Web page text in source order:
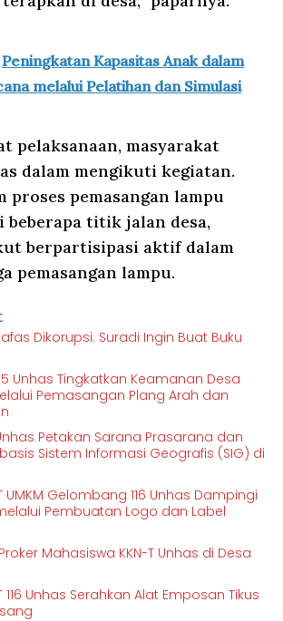
Peningkatan Kapasitas Anak dalam
melalui Pelatihan dan Simulasi
pelaksanaan, masyarakat
dalam mengikuti kegiatan.
proses pemasangan lampu
beberapa titik jalan desa,
berpartisipasi aktif dalam
pemasangan lampu.
Dikorupsi. Suradi Ingin Buat Buku
Unhas Tingkatkan Keamanan Desa
Pemasangan Plang Arah dan
Petakan Sarana Prasarana dan
Sistem Informasi Geografis (SIG) di
UMKM Gelombang 116 Unhas Dampingi
Pembuatan Logo dan Label
Mahasiswa KKN-T Unhas di Desa
116 Unhas Serahkan Alat Emposan Tikus